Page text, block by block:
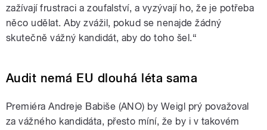
zažívají frustraci a zoufalství, a vyzývají ho, že je potřeba
něco udělat. Aby zvážil, pokud se nenajde žádný
skutečně vážný kandidát, aby do toho šel.“
Audit nemá EU dlouhá léta sama
Premiéra Andreje Babiše (ANO) by Weigl prý považoval
za vážného kandidáta, přesto míní, že by i v takovém